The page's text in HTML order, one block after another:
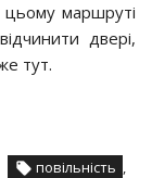
маршруті
двері,
тут.
повільність ,